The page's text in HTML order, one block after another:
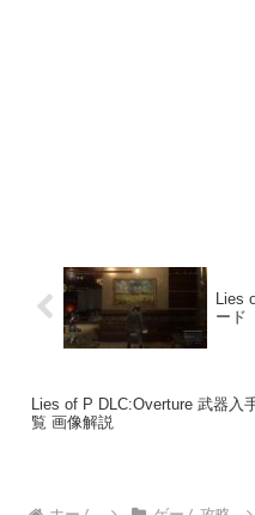
Lies
ード
Lies of P DLC:Overture 武器入手場所一
覧 画像解説